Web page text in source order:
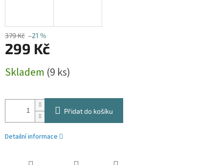
379 Kč –21 %
299 Kč
cena:
Skladem (9 ks)
Přidat do košíku
Detailní informace